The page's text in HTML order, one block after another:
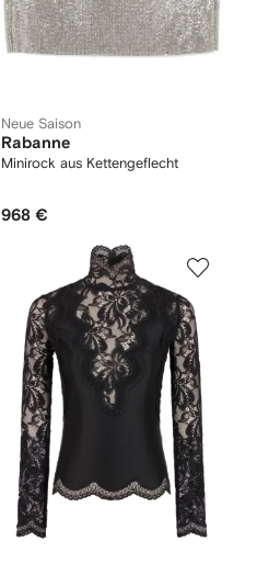
Neue Saison
Rabanne
Minirock aus Kettengeflecht
968 €